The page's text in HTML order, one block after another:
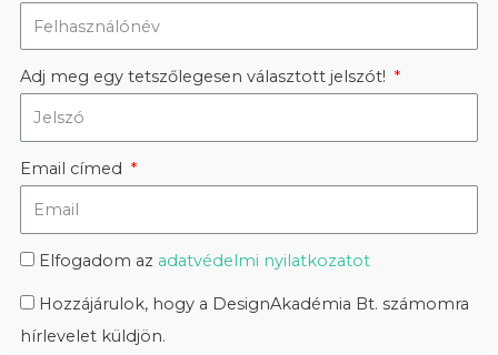
Adj meg egy tetszőlegesen választott jelszót!
Email címed
Elfogadom az adatvédelmi nyilatkozatot
Hozzájárulok, hogy a DesignAkadémia Bt. számomra
hírlevelet küldjön.